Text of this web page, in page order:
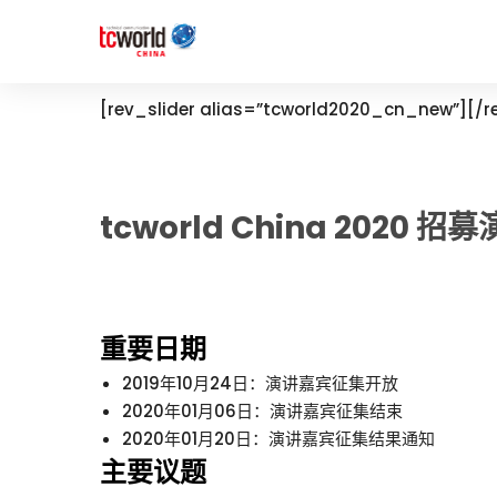
[rev_slider alias=”tcworld2020_cn_new”][/
tcworld China 2020 招募
重要日期
2019年10月24日：演讲嘉宾征集开放
2020年01月06日：演讲嘉宾征集结束
2020年01月20日：演讲嘉宾征集结果通知
主要议题